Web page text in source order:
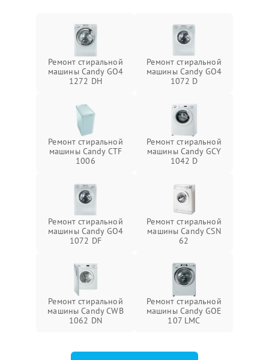
Ремонт стиральной
машины Candy GO4
1272 DH
Ремонт стиральной
машины Candy GO4
1072 D
Ремонт стиральной
машины Candy CTF
1006
Ремонт стиральной
машины Candy GCY
1042 D
Ремонт стиральной
машины Candy GO4
1072 DF
Ремонт стиральной
машины Candy CSN
62
Ремонт стиральной
машины Candy CWB
1062 DN
Ремонт стиральной
машины Candy GOE
107 LMC